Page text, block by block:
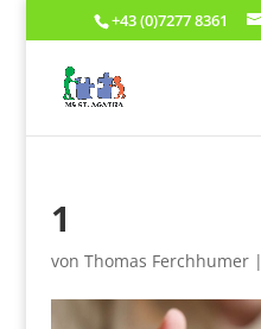
+43 (0)7277 8361
1
von Thomas Ferchhumer|